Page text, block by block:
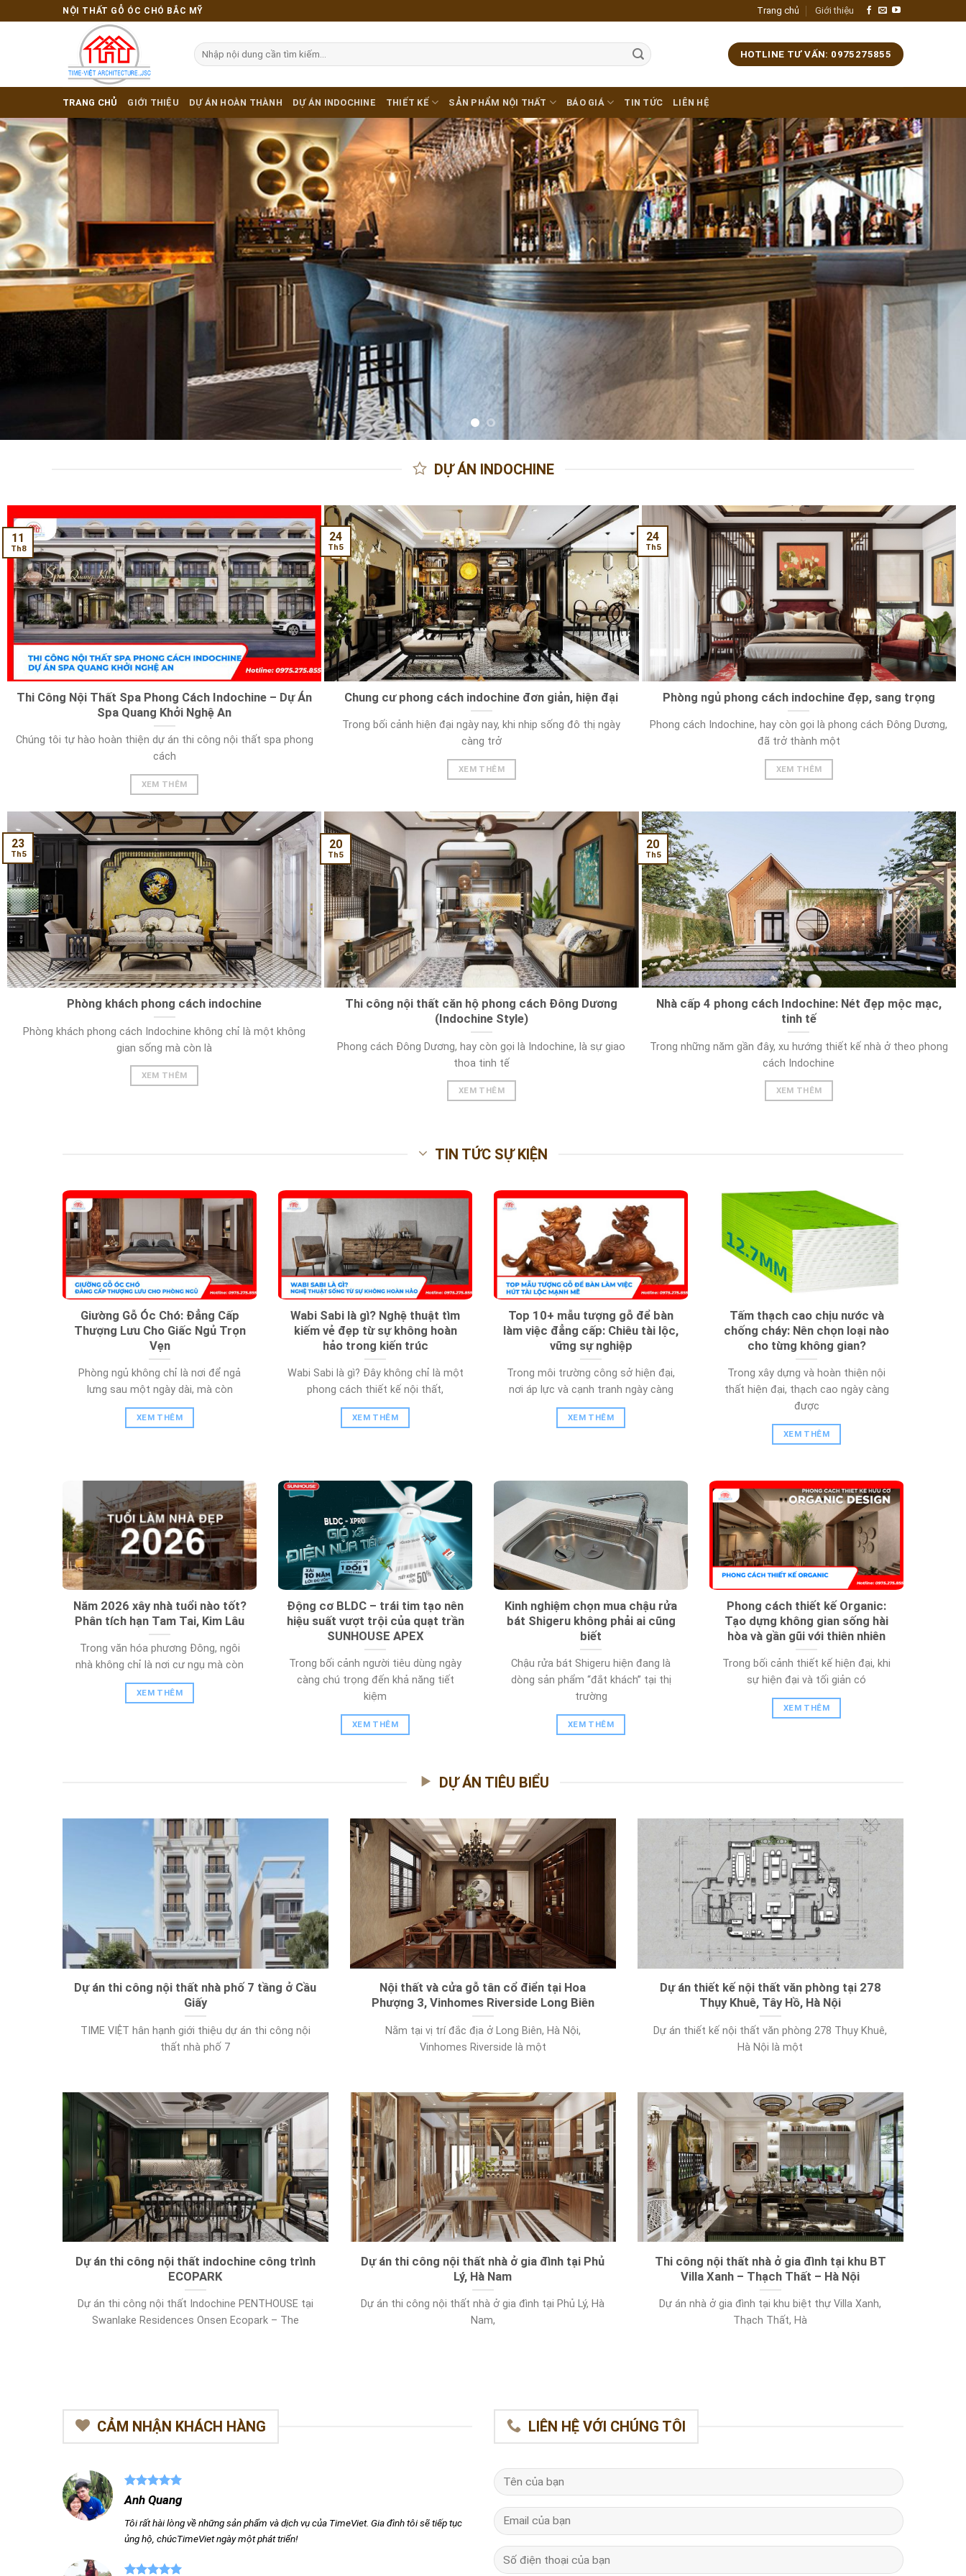
to
NỘI THẤT GỖ ÓC CHÓ BẮC MỸ Trang chủ Giới thiệu
HOTLINE TƯ VẤN: 0975275855
TRANG CHỦ GIỚI THIỆU DỰ ÁN HOÀN THÀNH DỰ ÁN INDOCHINE THIẾT KẾ SẢN PHẨM NỘI THẤT BÁO GIÁ TIN TỨC LIÊN HỆ
DỰ ÁN INDOCHINE
Thi Công Nội Thất Spa Phong Cách Indochine – Dự Án
Spa Quang Khởi Nghệ An
Chúng tôi tự hào hoàn thiện dự án thi công nội thất spa phong
cách
XEM THÊM
11
Th8
Chung cư phong cách indochine đơn giản, hiện đại
Trong bối cảnh hiện đại ngày nay, khi nhịp sống đô thị ngày
càng trở
XEM THÊM
24
Th5
Phòng ngủ phong cách indochine đẹp, sang trọng
Phong cách Indochine, hay còn gọi là phong cách Đông Dương,
đã trở thành một
XEM THÊM
24
Th5
Phòng khách phong cách indochine
Phòng khách phong cách Indochine không chỉ là một không
gian sống mà còn là
XEM THÊM
23
Th5
Thi công nội thất căn hộ phong cách Đông Dương
(Indochine Style)
Phong cách Đông Dương, hay còn gọi là Indochine, là sự giao
thoa tinh tế
XEM THÊM
20
Th5
Nhà cấp 4 phong cách Indochine: Nét đẹp mộc mạc,
tinh tế
Trong những năm gần đây, xu hướng thiết kế nhà ở theo phong
cách Indochine
XEM THÊM
20
Th5
TIN TỨC SỰ KIỆN
Giường Gỗ Óc Chó: Đẳng Cấp
Thượng Lưu Cho Giấc Ngủ Trọn
Vẹn
Phòng ngủ không chỉ là nơi để ngả
lưng sau một ngày dài, mà còn
XEM THÊM
Wabi Sabi là gì? Nghệ thuật tìm
kiếm vẻ đẹp từ sự không hoàn
hảo trong kiến trúc
Wabi Sabi là gì? Đây không chỉ là một
phong cách thiết kế nội thất,
XEM THÊM
Top 10+ mẫu tượng gỗ để bàn
làm việc đẳng cấp: Chiêu tài lộc,
vững sự nghiệp
Trong môi trường công sở hiện đại,
nơi áp lực và cạnh tranh ngày càng
XEM THÊM
Tấm thạch cao chịu nước và
chống cháy: Nên chọn loại nào
cho từng không gian?
Trong xây dựng và hoàn thiện nội
thất hiện đại, thạch cao ngày càng
được
XEM THÊM
Năm 2026 xây nhà tuổi nào tốt?
Phân tích hạn Tam Tai, Kim Lâu
Trong văn hóa phương Đông, ngôi
nhà không chỉ là nơi cư ngụ mà còn
XEM THÊM
Động cơ BLDC – trái tim tạo nên
hiệu suất vượt trội của quạt trần
SUNHOUSE APEX
Trong bối cảnh người tiêu dùng ngày
càng chú trọng đến khả năng tiết
kiệm
XEM THÊM
Kinh nghiệm chọn mua chậu rửa
bát Shigeru không phải ai cũng
biết
Chậu rửa bát Shigeru hiện đang là
dòng sản phẩm “đắt khách” tại thị
trường
XEM THÊM
Phong cách thiết kế Organic:
Tạo dựng không gian sống hài
hòa và gần gũi với thiên nhiên
Trong bối cảnh thiết kế hiện đại, khi
sự hiện đại và tối giản có
XEM THÊM
DỰ ÁN TIÊU BIỂU
Dự án thi công nội thất nhà phố 7 tầng ở Cầu
Giấy
TIME VIỆT hân hạnh giới thiệu dự án thi công nội
thất nhà phố 7
Nội thất và cửa gỗ tân cổ điển tại Hoa
Phượng 3, Vinhomes Riverside Long Biên
Nằm tại vị trí đắc địa ở Long Biên, Hà Nội,
Vinhomes Riverside là một
Dự án thiết kế nội thất văn phòng tại 278
Thụy Khuê, Tây Hồ, Hà Nội
Dự án thiết kế nội thất văn phòng 278 Thụy Khuê,
Hà Nội là một
Dự án thi công nội thất indochine công trình
ECOPARK
Dự án thi công nội thất Indochine PENTHOUSE tại
Swanlake Residences Onsen Ecopark – The
Dự án thi công nội thất nhà ở gia đình tại Phủ
Lý, Hà Nam
Dự án thi công nội thất nhà ở gia đình tại Phủ Lý, Hà
Nam,
Thi công nội thất nhà ở gia đình tại khu BT
Villa Xanh – Thạch Thất – Hà Nội
Dự án nhà ở gia đình tại khu biệt thự Villa Xanh,
Thạch Thất, Hà
CẢM NHẬN KHÁCH HÀNG
Anh Quang
Tôi rất hài lòng về những sản phẩm và dịch vụ của TimeViet. Gia đình tôi sẽ tiếp tục
ủng hộ, chúcTimeViet ngày một phát triển!
LIÊN HỆ VỚI CHÚNG TÔI